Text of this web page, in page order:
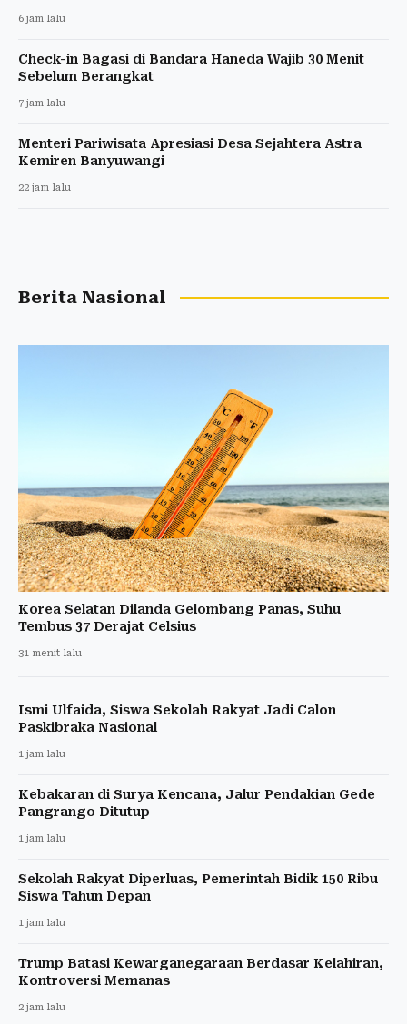
6 jam lalu
Check-in Bagasi di Bandara Haneda Wajib 30 Menit
Sebelum Berangkat
7 jam lalu
Menteri Pariwisata Apresiasi Desa Sejahtera Astra
Kemiren Banyuwangi
22 jam lalu
Berita Nasional
Korea Selatan Dilanda Gelombang Panas, Suhu
Tembus 37 Derajat Celsius
31 menit lalu
Ismi Ulfaida, Siswa Sekolah Rakyat Jadi Calon
Paskibraka Nasional
1 jam lalu
Kebakaran di Surya Kencana, Jalur Pendakian Gede
Pangrango Ditutup
1 jam lalu
Sekolah Rakyat Diperluas, Pemerintah Bidik 150 Ribu
Siswa Tahun Depan
1 jam lalu
Trump Batasi Kewarganegaraan Berdasar Kelahiran,
Kontroversi Memanas
2 jam lalu